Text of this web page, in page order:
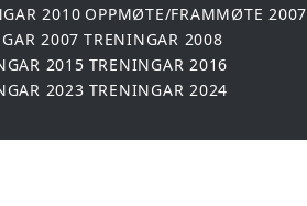
2010 OPPMØTE/FRAMMØTE 2007
2007 TRENINGAR 2008
2015 TRENINGAR 2016
2023 TRENINGAR 2024